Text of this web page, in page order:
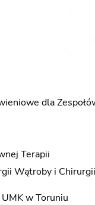
dla
Terapii
Wątroby i
w Toruniu